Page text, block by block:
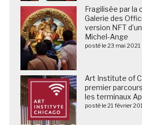
Fragilisée par la
Galerie des
version NFT
Michel-Ange
posté le 23 mai 2021
Art Institute of
premier
les terminaux
posté le 21 février